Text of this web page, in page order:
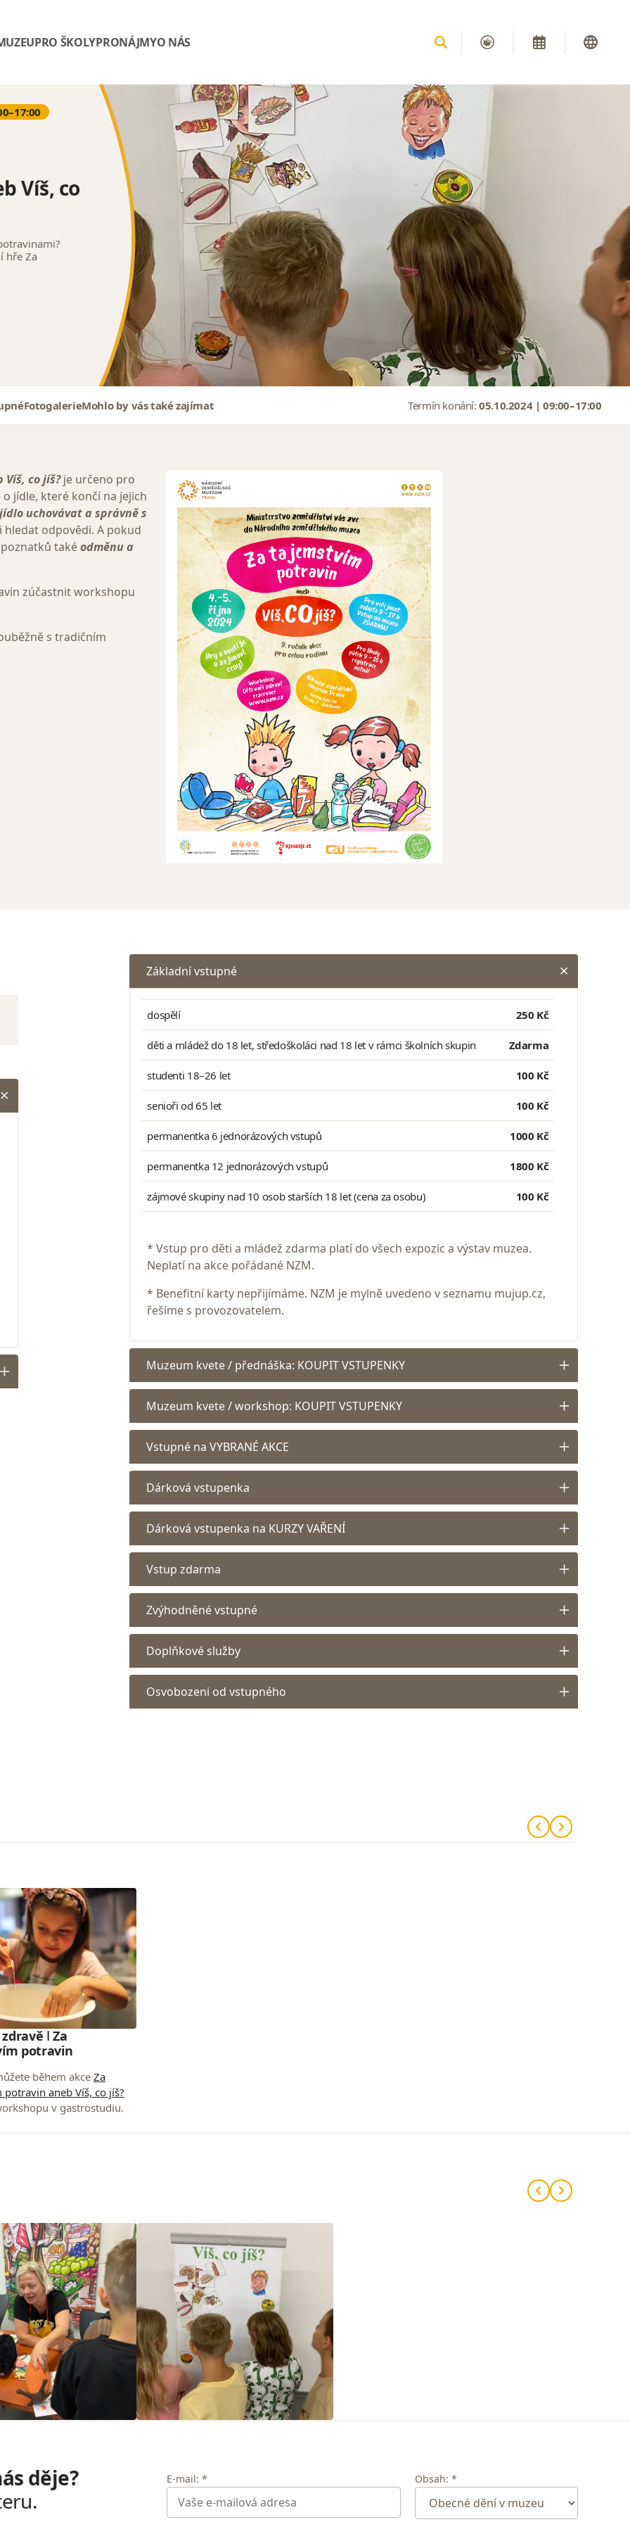
PRO ŠKOLYPRONÁJMYO NÁS
Víš, co
hře Za
FotogalerieMohlo by vás také zajímat Termín konání:05.10.2024 | 09:00–17:00
co jíš?je určeno pro
jídle, které končí na jejich
uchovávat a správně s
odpovědi. A pokud
poznatků takéodměnu a
zúčastnit workshopu
s tradičním
Základní vstupné
dospělí 250 Kč
děti a mládež do 18 let, středoškoláci nad 18 let v rámci školních skupin Zdarma
studenti 18–26 let 100 Kč
senioři od 65 let 100 Kč
permanentka 6 jednorázových vstupů 1000 Kč
permanentka 12 jednorázových vstupů 1800 Kč
zájmové skupiny nad 10 osob starších 18 let (cena za osobu) 100 Kč
* Vstup pro děti a mládež zdarma platí do všech expozic a výstav muzea.
Neplatí na akce pořádané NZM.
* Benefitní karty nepřijímáme. NZM je mylně uvedeno v seznamu mujup.cz,
řešíme s provozovatelem.
Muzeum kvete / přednáška: KOUPIT VSTUPENKY
Muzeum kvete / workshop: KOUPIT VSTUPENKY
Vstupné na VYBRANÉ AKCE
Dárková vstupenka
Dárková vstupenka na KURZY VAŘENÍ
Vstup zdarma
Zvýhodněné vstupné
Doplňkové služby
Osvobozeni od vstupného
ǀ Za
potravin
během akce Za
aneb Víš, co jíš?
v gastrostudiu.
děje?
E-mail: * Obsah: *